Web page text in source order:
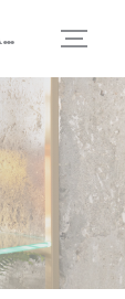
RESTAURANT RÉUNIONNAIS LE PALMISTE RROUGE